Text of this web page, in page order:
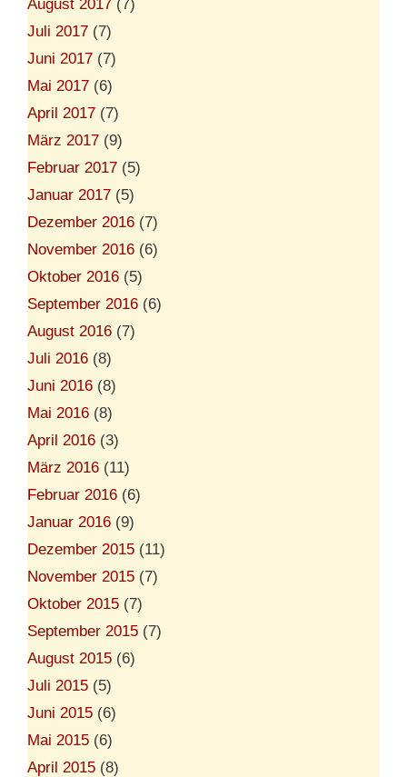
August 2017 (7)
Juli 2017 (7)
Juni 2017 (7)
Mai 2017 (6)
April 2017 (7)
März 2017 (9)
Februar 2017 (5)
Januar 2017 (5)
Dezember 2016 (7)
November 2016 (6)
Oktober 2016 (5)
September 2016 (6)
August 2016 (7)
Juli 2016 (8)
Juni 2016 (8)
Mai 2016 (8)
April 2016 (3)
März 2016 (11)
Februar 2016 (6)
Januar 2016 (9)
Dezember 2015 (11)
November 2015 (7)
Oktober 2015 (7)
September 2015 (7)
August 2015 (6)
Juli 2015 (5)
Juni 2015 (6)
Mai 2015 (6)
April 2015 (8)